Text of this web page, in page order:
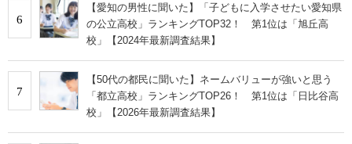
6
【愛知の男性に聞いた】「子どもに入学させたい愛知県
の公立高校」ランキングTOP32！ 第1位は「旭丘高
校」【2024年最新調査結果】
7
【50代の都民に聞いた】ネームバリューが強いと思う
「都立高校」ランキングTOP26！ 第1位は「日比谷高
校」【2026年最新調査結果】